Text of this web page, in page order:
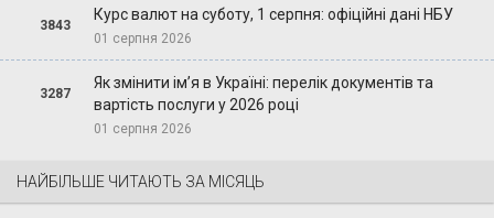
3843
Курс валют на суботу, 1 серпня: офіційні дані НБУ
01 серпня 2026
3287
Як змінити ім’я в Україні: перелік документів та
вартість послуги у 2026 році
01 серпня 2026
НАЙБІЛЬШЕ ЧИТАЮТЬ ЗА МІСЯЦЬ